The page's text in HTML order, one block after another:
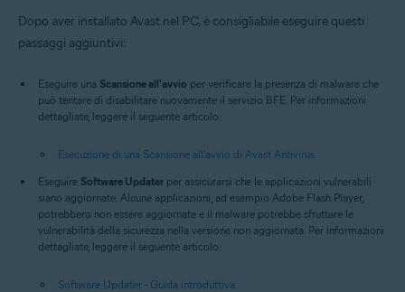
Dopo aver installato Avast nel PC, è consigliabile eseguire questi
passaggi aggiuntivi:
Eseguire una Scansione all'avvio per verificare la presenza di malware che
può tentare di disabilitare nuovamente il servizio BFE. Per informazioni
dettagliate, leggere il seguente articolo:
Esecuzione di una Scansione all'avvio di Avast Antivirus
Eseguire Software Updater per assicurarsi che le applicazioni vulnerabili
siano aggiornate. Alcune applicazioni, ad esempio Adobe Flash Player,
potrebbero non essere aggiornate e il malware potrebbe sfruttare le
vulnerabilità della sicurezza nella versione non aggiornata. Per informazioni
dettagliate, leggere il seguente articolo:
Software Updater - Guida introduttiva